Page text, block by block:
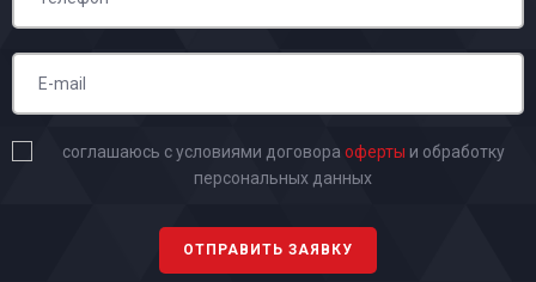
соглашаюсь с условиями договора оферты и обработку
персональных данных